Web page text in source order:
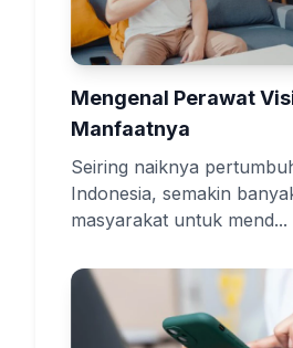
Mengenal Perawat
Manfaatnya
Seiring naiknya
Indonesia, semakin
masyarakat untuk mend...